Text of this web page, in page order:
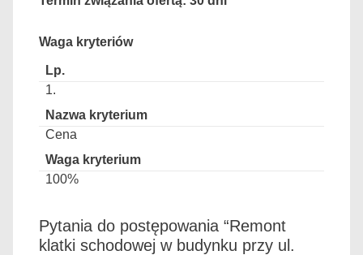
Waga kryteriów
1.
Cena
100%
Pytania do postępowania “Remont
klatki schodowej w budynku przy ul.